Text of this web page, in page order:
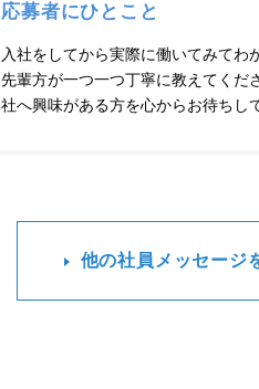
応募者にひとこと
入社をしてから実際に働いてみて
先輩方が一つ一つ丁寧に教えてくだ
社へ興味がある方を心からお待ちし
他の社員メッセージ